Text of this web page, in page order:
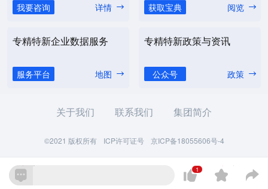
1
我要咨询 详情 获取宝典 阅览
专精特新企业数据服务
服务平台 地图
专精特新政策与资讯
公众号 政策
关于我们 联系我们 集团简介
©2021 版权所有 ICP许可证号 京ICP备18055606号-4